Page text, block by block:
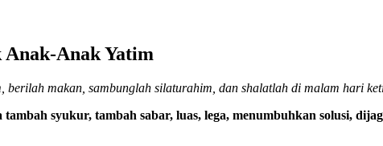
Anak-Anak Yatim
berilah makan, sambunglah silaturahim, dan shalatlah di malam hari
syukur, tambah sabar, luas, lega, menumbuhkan solusi,